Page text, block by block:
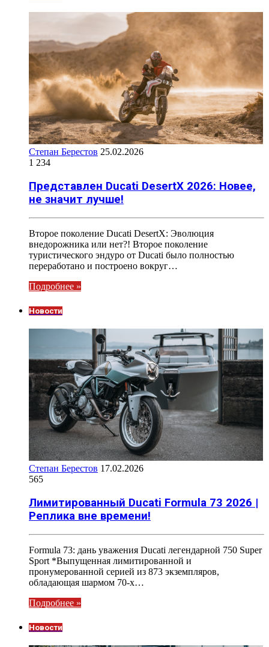
Степан Берестов 25.02.2026
1 234
Представлен Ducati DesertX 2026: Новее,
не значит лучше!
Второе поколение Ducati DesertX: Эволюция
внедорожника или нет?! Второе поколение
туристического эндуро от Ducati было полностью
переработано и построено вокруг…
Подробнее »
Новости
Степан Берестов 17.02.2026
565
Лимитированный Ducati Formula 73 2026 |
Реплика вне времени!
Formula 73: дань уважения Ducati легендарной 750 Super
Sport *Выпущенная лимитированной и
пронумерованной серией из 873 экземпляров,
обладающая шармом 70-х…
Подробнее »
Новости